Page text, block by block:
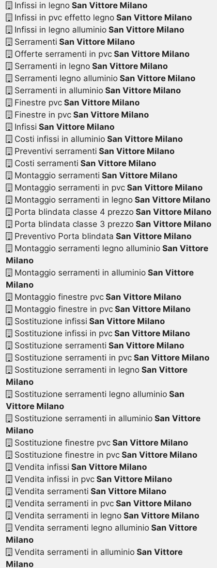
Infissi in legnoSan Vittore Milano
Infissi in pvc effetto legnoSan Vittore Milano
Infissi in legno alluminioSan Vittore Milano
Serramenti San Vittore Milano
Offerte serramenti in pvcSan Vittore Milano
Serramenti in legnoSan Vittore Milano
Serramenti legno alluminioSan Vittore Milano
Serramenti in alluminioSan Vittore Milano
Finestre pvcSan Vittore Milano
Finestre in pvcSan Vittore Milano
Infissi San Vittore Milano
Costi infissi in alluminioSan Vittore Milano
Preventivi serramenti San Vittore Milano
Costi serramenti San Vittore Milano
Montaggio serramenti San Vittore Milano
Montaggio serramenti in pvcSan Vittore Milano
Montaggio serramenti in legnoSan Vittore Milano
Porta blindata classe 4 prezzoSan Vittore Milano
Porta blindata classe 3 prezzoSan Vittore Milano
Preventivo Porta blindata San Vittore Milano
Montaggio serramenti legno alluminioSan Vittore
Milano
Montaggio serramenti in alluminioSan Vittore
Milano
Montaggio finestre pvcSan Vittore Milano
Montaggio finestre in pvcSan Vittore Milano
Sostituzione infissi San Vittore Milano
Sostituzione infissi in pvcSan Vittore Milano
Sostituzione serramenti San Vittore Milano
Sostituzione serramenti in pvcSan Vittore Milano
Sostituzione serramenti in legnoSan Vittore
Milano
Sostituzione serramenti legno alluminioSan
Vittore Milano
Sostituzione serramenti in alluminioSan Vittore
Milano
Sostituzione finestre pvcSan Vittore Milano
Sostituzione finestre in pvcSan Vittore Milano
Vendita infissi San Vittore Milano
Vendita infissi in pvcSan Vittore Milano
Vendita serramenti San Vittore Milano
Vendita serramenti in pvcSan Vittore Milano
Vendita serramenti in legnoSan Vittore Milano
Vendita serramenti legno alluminioSan Vittore
Milano
Vendita serramenti in alluminioSan Vittore
Milano